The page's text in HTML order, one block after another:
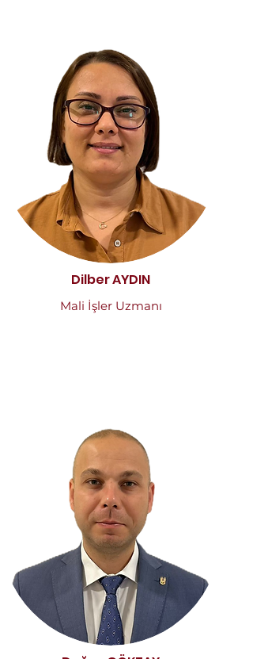
Dilber AYDIN
Mali İşler Uzmanı